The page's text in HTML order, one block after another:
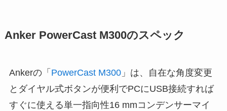
Anker PowerCast M300のスペック
Ankerの「 PowerCast M300」は、自在な角度変更
とダイヤル式ボタンが便利でPCにUSB接続すれば
すぐに使える単一指向性16 mmコンデンサーマイ